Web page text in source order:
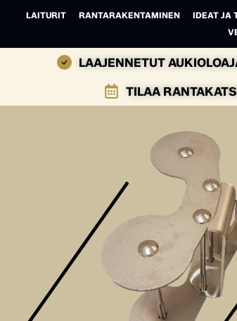
LAITURIT RANTARAKENTAMINEN IDEAT JA
LAAJENNETUT
TILAA